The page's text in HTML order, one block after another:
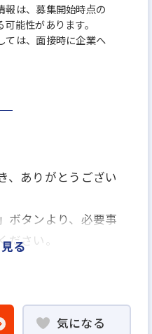
は、募集開始時点の
能性があります。
ては、面接時に企業へ
、ありがとうござい
ボタンより、必要事
さい。
リー
る
気になる